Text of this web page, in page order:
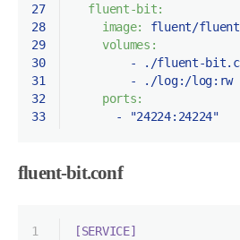
27
28
29
30
31
32
33
fluent-bit:
image:
fluent/
volumes:
-
./fluent-
-
./log:/log:rw
ports:
-
"24224:24224"
fluent-bit.conf
1
[SERVICE]